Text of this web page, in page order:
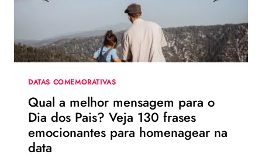
DATAS COMEMORATIVAS
Qual a melhor mensagem para o
Dia dos Pais? Veja 130 frases
emocionantes para homenagear na
data